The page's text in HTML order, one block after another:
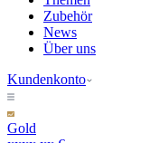
Zubehör
News
Über uns
Kundenkonto
Gold